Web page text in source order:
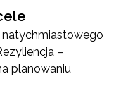
–
planowaniu